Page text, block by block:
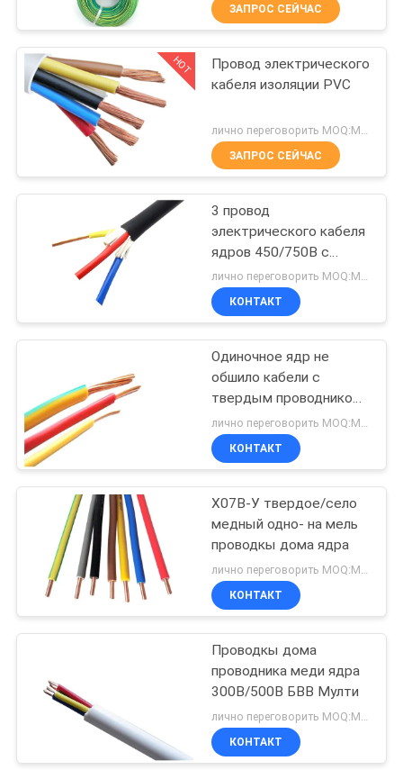
КОМПАНИИ
НАША
ФАБРИКА
КОНТРОЛЬ
КАЧЕСТВА
КОНТАКТНЫЕ
ДАННЫЕ
BLOG
ОТПРАВИТЬ
ЗАПРОС
NEWS
КАРТА
ПОЛИТИКА
КОНФИДЕНЦИАЛЬНОСТИ
Кабели с ПВХ
изоляцией
203
Электрический
кабель провод
197
Низкое
дымовыделение
отсутствие
галогенов кабель
140
Огнестойкий
кабель
ЗАПРОС СЕЙЧАС
HOT
Провод электрического
кабеля изоляции PVC
ЗАПРОС СЕЙЧАС
3 провод
электрического кабеля
ядров 450/750В с
проводником КЛАССА 1
медным
лично переговорить MOQ:Могущий быть предметом переговоров
КОНТАКТ
Одиночное ядр не
обшило кабели с
твердым проводником
для общих назначений
450/750в
лично переговорить MOQ:Могущий быть предметом переговоров
КОНТАКТ
Х07В-У твердое/село
медный одно- на мель
проводкы дома ядра
КОНТАКТ
Проводкы дома
проводника меди ядра
300В/500В БВВ Мулти
КОНТАКТ